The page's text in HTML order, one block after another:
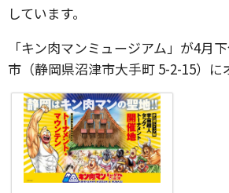
しています。
「キン肉マンミュージアム」が4月
市（静岡県沼津市大手町 5-2-15）に